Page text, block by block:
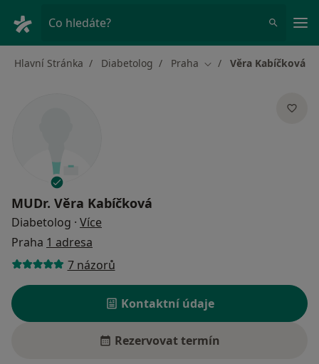
Co hledáte?
Hlavní Stránka Diabetolog Praha Změna města
Věra Kabíčková
MUDr. Věra Kabíčková
Diabetolog · Více
Praha 1 adresa
7 názorů
Kontaktní údaje
Rezervovat termín